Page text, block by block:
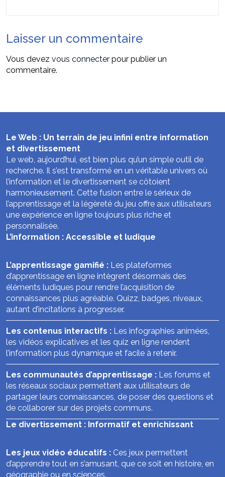
Laisser un commentaire
Vous devez vous connecter pour publier un
commentaire.
Le Web : Un terrain de jeu infini entre information
et divertissement
Le web, aujourd’hui, est bien plus qu’un simple outil de
recherche. Il s’est transformé en un véritable univers où
l’information et le divertissement se côtoient
harmonieusement. Cette fusion entre le sérieux de
l’apprentissage et la légèreté du jeu offre aux utilisateurs
une expérience en ligne toujours plus riche et
personnalisée.
L’information : Accessible et ludique
L’apprentissage gamifié : Les plateformes
d’apprentissage en ligne intègrent désormais des
éléments ludiques pour rendre l’acquisition de
connaissances plus agréable. Quizz, badges, niveaux,
autant d’incitations à progresser.
Les contenus interactifs : Les infographies animées,
les vidéos explicatives et les quiz en ligne rendent
l’information plus dynamique et facile à retenir.
Les communautés d’apprentissage : Les forums et
les réseaux sociaux permettent aux utilisateurs de
partager leurs connaissances, de poser des questions et
de collaborer sur des projets communs.
Le divertissement : Informatif et enrichissant
Les jeux vidéo éducatifs : Ces jeux permettent
d’apprendre tout en s’amusant, que ce soit en histoire, en
géographie ou en sciences.